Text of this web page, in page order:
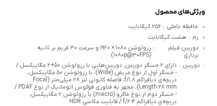
ویژگی‌های محصول
حافظه داخلی : ۲۵۶ گیگابایت
رم : هشت گیگابایت
دوربین فیلم
برداری
:
رزولوشن ۱۰۸۰ × ۱۹۲۰ و سرعت ۳۰ فریم بر ثانیه
(۱۰۸۰p@۳۰FPS)
دوربین :
دارای ۲ حسگر دوربین, دوربین‌هایی با رزولوشن ۵۰+۲ مگاپیکسل /
- حسگر اول از نوع عریض (Wide)، با رزولوشن ۵۰ مگاپیکسل،
دریچه‌ی دیافراگم f/۱.۸، فاصله کانونی لنز ۲۸ میلی‌متر (Focal
Length ۲۸ mm)، مجهز به فناوری فوکوس اتوماتیک از نوع PDAF /
- حسگر دوم از نوع ماکرو (macro) با رزولوشن ۲ مگاپیکسل،
دریچه‌ی دیافراگم f/۲.۴ / قابلیت عکاسی HDR